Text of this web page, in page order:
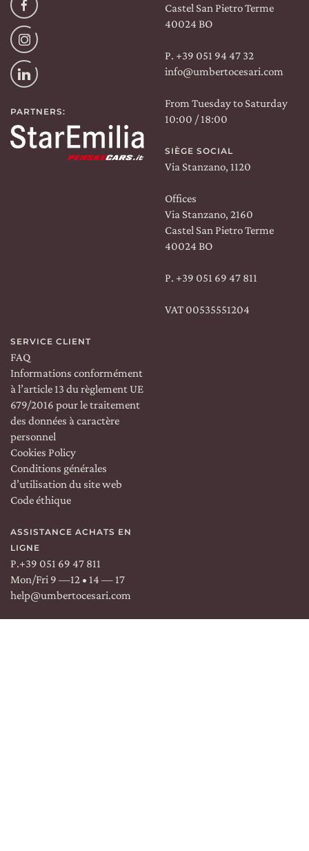
Facebook
Instagram
Linkedin
PARTNERS:
Castel San Pietro Terme
40024 BO
P. +39 051 94 47 32
info@umbertocesari.com
From Tuesday to Saturday
10:00 / 18:00
SIÈGE SOCIAL
Via Stanzano, 1120
Offices
Via Stanzano, 2160
Castel San Pietro Terme
40024 BO
P. +39 051 69 47 811
VAT 00535551204
SERVICE CLIENT
FAQ
Informations conformément
à l’article 13 du règlement UE
679/2016 pour le traitement
des données à caractère
personnel
Cookies Policy
Conditions générales
d’utilisation du site web
Code éthique
ASSISTANCE ACHATS EN
LIGNE
P.+39 051 69 47 811
Mon/Fri 9 —12 • 14 — 17
help@umbertocesari.com